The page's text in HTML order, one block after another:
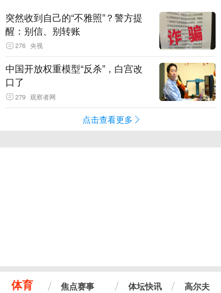
突然收到自己的“不雅照”？警方提
醒：别信、别转账
276 央视
中国开放权重模型“反杀”，白宫改
口了
279 观察者网
点击查看更多
体育 焦点赛事 体坛快讯 高尔夫